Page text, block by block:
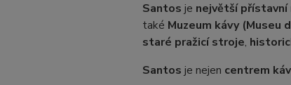
Santos je největší
také Muzeum kávy (Museu
staré pražicí stroje,
Santos je nejen centrem